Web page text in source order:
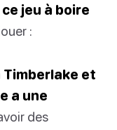
jeu à boire
:
Timberlake et
a une
des